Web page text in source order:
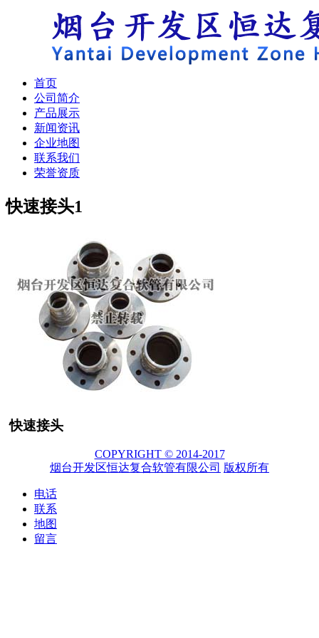
首页
公司简介
产品展示
新闻资讯
企业地图
联系我们
荣誉资质
快速接头1
快速接头
COPYRIGHT © 2014-2017
烟台开发区恒达复合软管有限公司 版权所有
电话
联系
地图
留言